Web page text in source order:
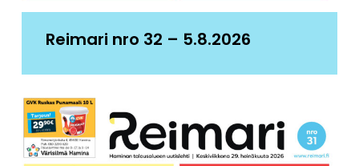
Reimari nro 32 – 5.8.2026